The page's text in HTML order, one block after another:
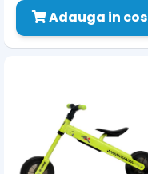
Adauga in cos